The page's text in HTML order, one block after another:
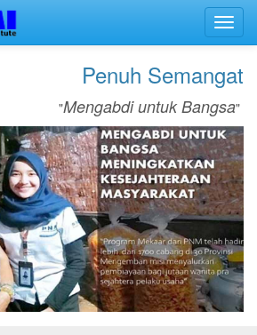
Penuh Semangat
"Mengabdi untuk Bangsa"